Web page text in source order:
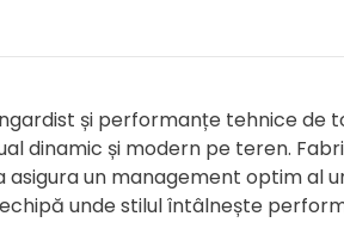
și performanțe tehnice de
dinamic și modern pe teren.
un management optim al
unde stilul întâlnește